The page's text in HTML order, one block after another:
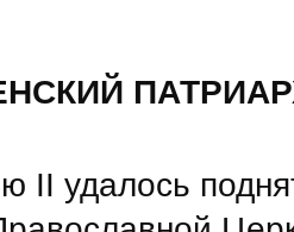
II удалось